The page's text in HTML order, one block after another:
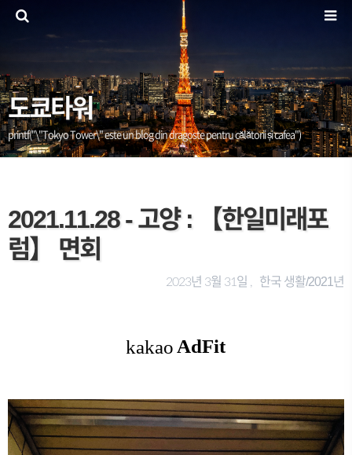
도쿄타워
printf("\"Tokyo Tower\" este un blog din dragoste pentru călătorii și cafea")
2021.11.28 - 고양 : 【한일미래포
럼】 면회
2023년 3월 31일 , 한국 생활/2021년